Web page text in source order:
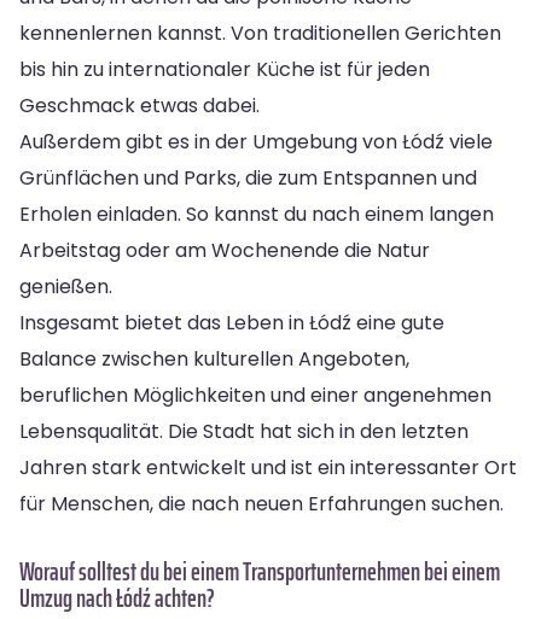
kennenlernen kannst. Von traditionellen Gerichten
bis hin zu internationaler Küche ist für jeden
Geschmack etwas dabei.
Außerdem gibt es in der Umgebung von Łódź viele
Grünflächen und Parks, die zum Entspannen und
Erholen einladen. So kannst du nach einem langen
Arbeitstag oder am Wochenende die Natur
genießen.
Insgesamt bietet das Leben in Łódź eine gute
Balance zwischen kulturellen Angeboten,
beruflichen Möglichkeiten und einer angenehmen
Lebensqualität. Die Stadt hat sich in den letzten
Jahren stark entwickelt und ist ein interessanter Ort
für Menschen, die nach neuen Erfahrungen suchen.
Worauf solltest du bei einem Transportunternehmen bei einem
Umzug nach Łódź achten?